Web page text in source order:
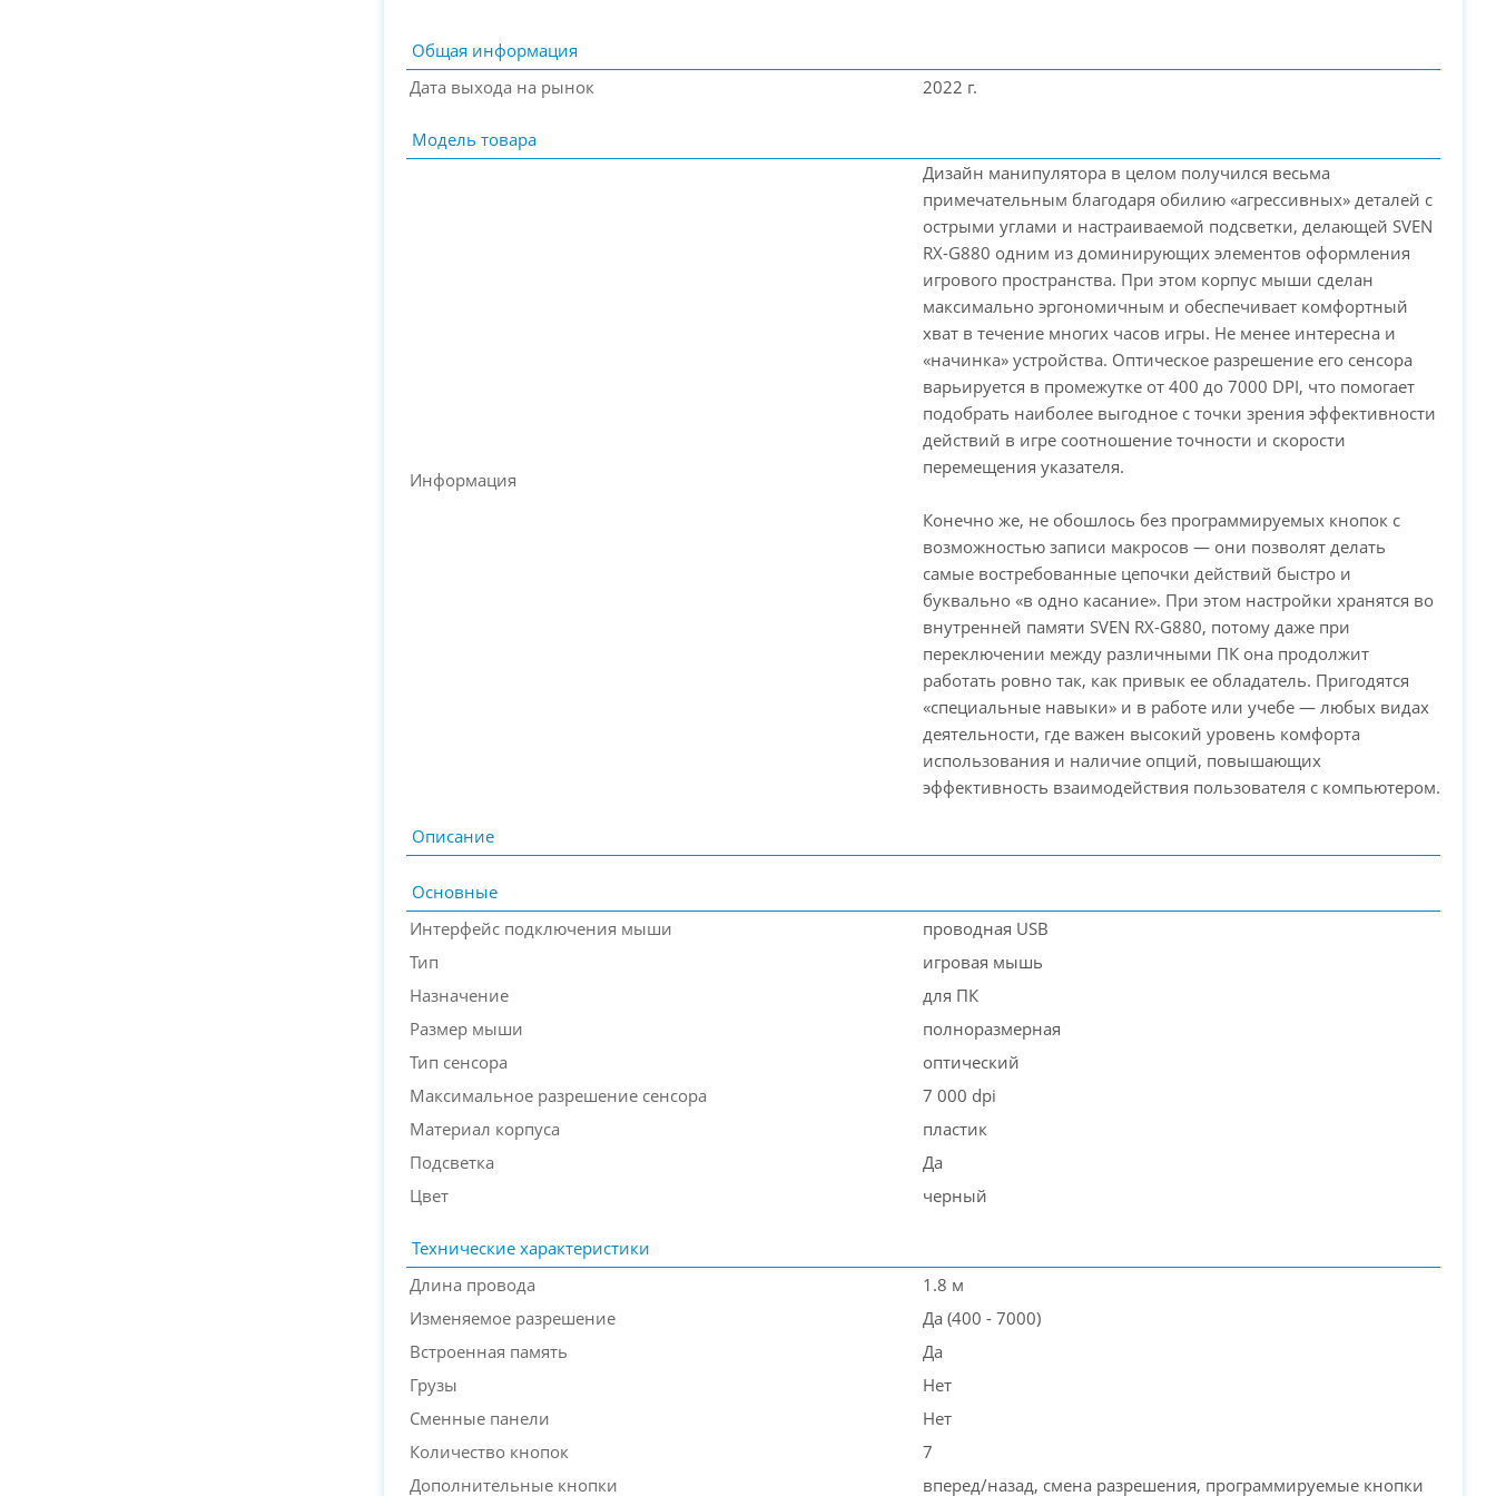
PC-Arena на карте Москвы — Яндекс Карты
Общая информация
Дата выхода на рынок
2022 г.
Модель товара
Информация
Дизайн манипулятора в целом получился весьма
примечательным благодаря обилию «агрессивных» деталей с
острыми углами и настраиваемой подсветки, делающей SVEN
RX-G880 одним из доминирующих элементов оформления
игрового пространства. При этом корпус мыши сделан
максимально эргономичным и обеспечивает комфортный
хват в течение многих часов игры. Не менее интересна и
«начинка» устройства. Оптическое разрешение его сенсора
варьируется в промежутке от 400 до 7000 DPI, что помогает
подобрать наиболее выгодное с точки зрения эффективности
действий в игре соотношение точности и скорости
перемещения указателя.
Конечно же, не обошлось без программируемых кнопок с
возможностью записи макросов — они позволят делать
самые востребованные цепочки действий быстро и
буквально «в одно касание». При этом настройки хранятся во
внутренней памяти SVEN RX-G880, потому даже при
переключении между различными ПК она продолжит
работать ровно так, как привык ее обладатель. Пригодятся
«специальные навыки» и в работе или учебе — любых видах
деятельности, где важен высокий уровень комфорта
использования и наличие опций, повышающих
эффективность взаимодействия пользователя с компьютером.
Описание
Основные
Интерфейс подключения мыши
проводная USB
Тип
игровая мышь
Назначение
для ПК
Размер мыши
полноразмерная
Тип сенсора
оптический
Максимальное разрешение сенсора
7 000 dpi
Материал корпуса
пластик
Подсветка
Да
Цвет
черный
Технические характеристики
Длина провода
1.8 м
Изменяемое разрешение
Да (400 - 7000)
Встроенная память
Да
Грузы
Нет
Сменные панели
Нет
Количество кнопок
7
Дополнительные кнопки
вперед/назад, смена разрешения, программируемые кнопки